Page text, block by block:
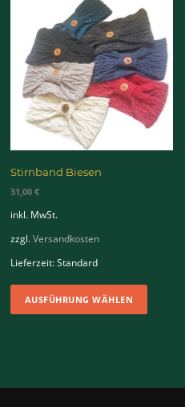
Stirnband Biesen
31,00€
inkl. MwSt.
zzgl.Versandkosten
Lieferzeit:Standard
AUSFÜHRUNG WÄHLEN
Dieses
weist
Die